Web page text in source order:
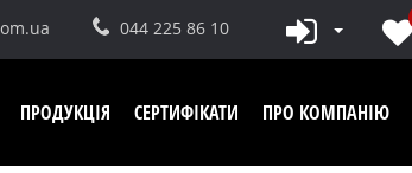
044 225 86 10
ПРОДУКЦІЯ СЕРТИФІКАТИ ПРО КОМПАНІЮ